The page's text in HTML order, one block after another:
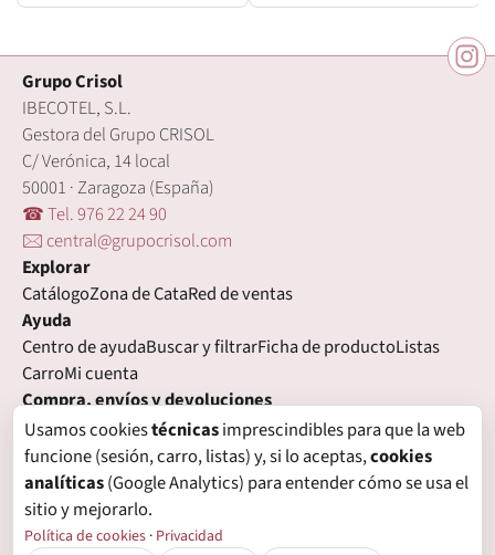
Grupo Crisol
IBECOTEL, S.L.
Gestora del Grupo CRISOL
C/ Verónica, 14 local
50001 · Zaragoza (España)
☎ Tel. 976 22 24 90
🖂 central@grupocrisol.com
Explorar
CatálogoZona de CataRed de ventas
Ayuda
Centro de ayudaBuscar y filtrarFicha de productoListas
CarroMi cuenta
Compra, envíos y devoluciones
Condiciones de compraFormas de pagoGastos de envío
Plazos de entregaDevolucionesGarantía
Legal
Aviso legalPrivacidad
Política de cookiesPreferencias de cookies
Usamos cookiestécnicasimprescindibles para que la web
funcione (sesión, carro, listas) y, si lo aceptas,cookies
analíticas(Google Analytics) para entender cómo se usa el
sitio y mejorarlo.
Política de cookies · Privacidad